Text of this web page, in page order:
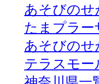
あそびのせ
たまプラー
あそびのせ
テラスモー